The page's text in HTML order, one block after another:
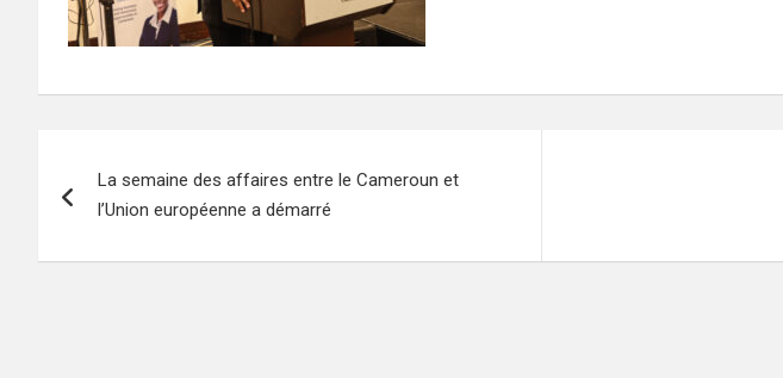
de
l’article
La semaine des affaires entre le Cameroun et
l’Union européenne a démarré